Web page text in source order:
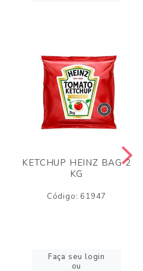
KETCHUP HEINZ BAG 2
KG
Código: 61947
Faça seu login
ou